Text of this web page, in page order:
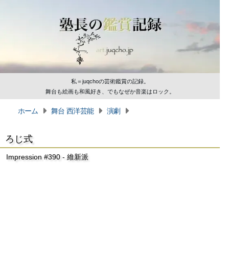
私＝juqchoの芸術鑑賞の記録。
舞台も絵画も和風好き、でもなぜか音楽はロック。
ホーム 舞台 西洋芸能 演劇
ろじ式
Impression #390 - 維新派